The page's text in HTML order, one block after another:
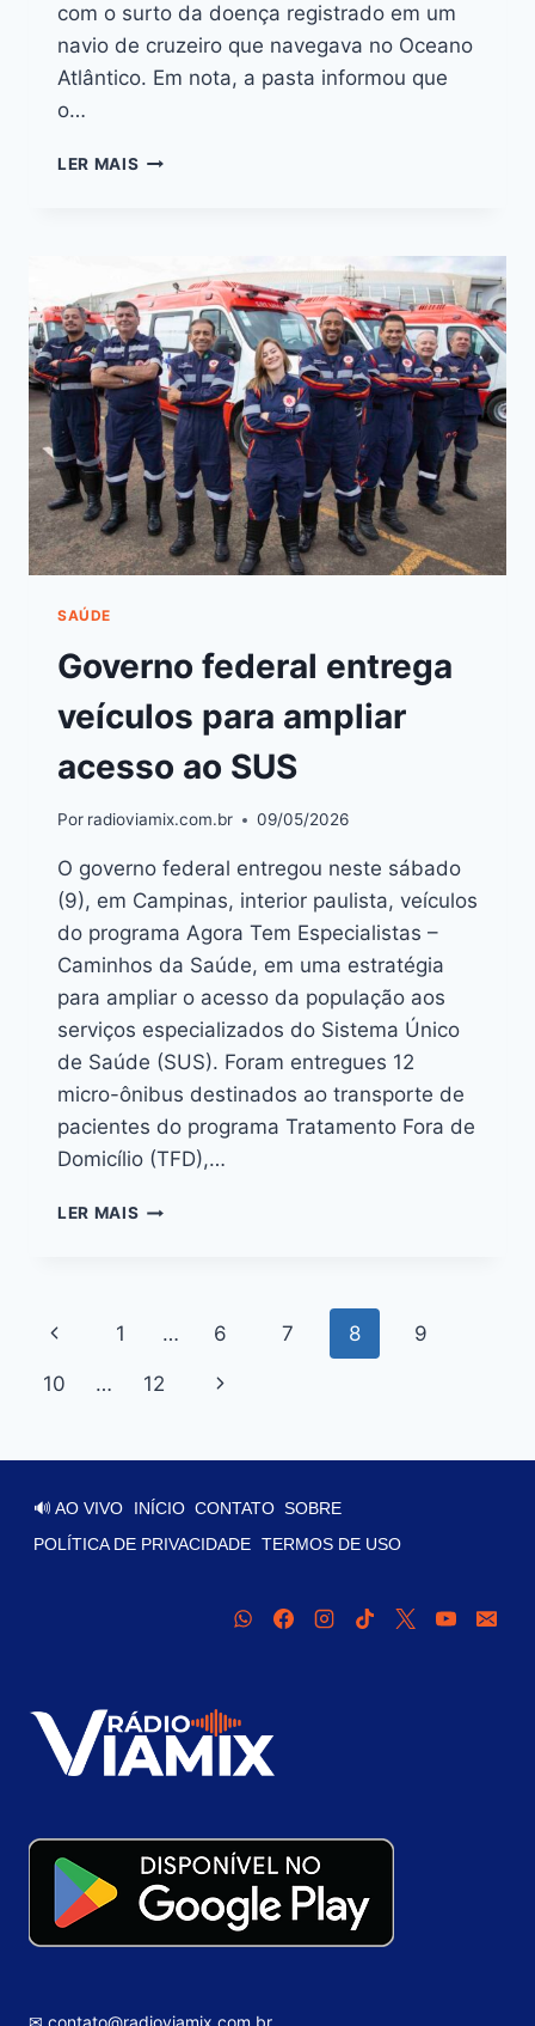
com o surto da doença registrado em um
navio de cruzeiro que navegava no Oceano
Atlântico. Em nota, a pasta informou que
o…
LER MAIS
SAÚDE
Governo federal entrega
veículos para ampliar
acesso ao SUS
Por radioviamix.com.br 09/05/2026
O governo federal entregou neste sábado
(9), em Campinas, interior paulista, veículos
do programa Agora Tem Especialistas –
Caminhos da Saúde, em uma estratégia
para ampliar o acesso da população aos
serviços especializados do Sistema Único
de Saúde (SUS). Foram entregues 12
micro-ônibus destinados ao transporte de
pacientes do programa Tratamento Fora de
Domicílio (TFD),…
LER MAIS
1 … 6 7 8 9
10 … 12
🔊 AO VIVO INÍCIO CONTATO SOBRE
POLÍTICA DE PRIVACIDADE TERMOS DE USO
✉ contato@radioviamix.com.br